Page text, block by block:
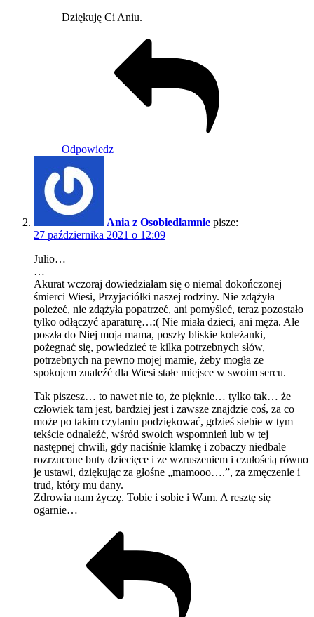
Dziękuję Ci Aniu.
Odpowiedz
Ania z Osobiedlamnie pisze:
27 października 2021 o 12:09
Julio…
…
Akurat wczoraj dowiedziałam się o niemal dokończonej
śmierci Wiesi, Przyjaciółki naszej rodziny. Nie zdążyła
poleżeć, nie zdążyła popatrzeć, ani pomyśleć, teraz pozostało
tylko odłączyć aparaturę…:( Nie miała dzieci, ani męża. Ale
poszła do Niej moja mama, poszły bliskie koleżanki,
pożegnać się, powiedzieć te kilka potrzebnych słów,
potrzebnych na pewno mojej mamie, żeby mogła ze
spokojem znaleźć dla Wiesi stałe miejsce w swoim sercu.
Tak piszesz… to nawet nie to, że pięknie… tylko tak… że
człowiek tam jest, bardziej jest i zawsze znajdzie coś, za co
może po takim czytaniu podziękować, gdzieś siebie w tym
tekście odnaleźć, wśród swoich wspomnień lub w tej
następnej chwili, gdy naciśnie klamkę i zobaczy niedbale
rozrzucone buty dziecięce i ze wzruszeniem i czułością równo
je ustawi, dziękując za głośne „mamooo….”, za zmęczenie i
trud, który mu dany.
Zdrowia nam życzę. Tobie i sobie i Wam. A resztę się
ogarnie…